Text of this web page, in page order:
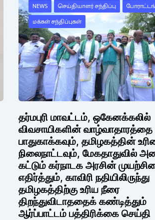
NEWS செய்தியாளர் சந்திப்பு
மக்கள் சந்திப்புகள்
தர்மபுரி மாவட்டம், ஒகேனக்கலில்
விவசாயிகளின் வாழ்வாதாரத்தை
பாதுகாக்கவும், தமிழகத்தின்
நிலைநாட்டவும், மேகதாதுவில்
கட்டும் கர்நாடக அரசின்
எதிர்த்தும், காவிரி நதியிலிருந்து
தமிழகத்திற்கு உரிய நீரை
திறந்துவிடாததைக் கண்டித்தும்
ஆர்ப்பாட்டம் பத்திரிக்கை செய்தி